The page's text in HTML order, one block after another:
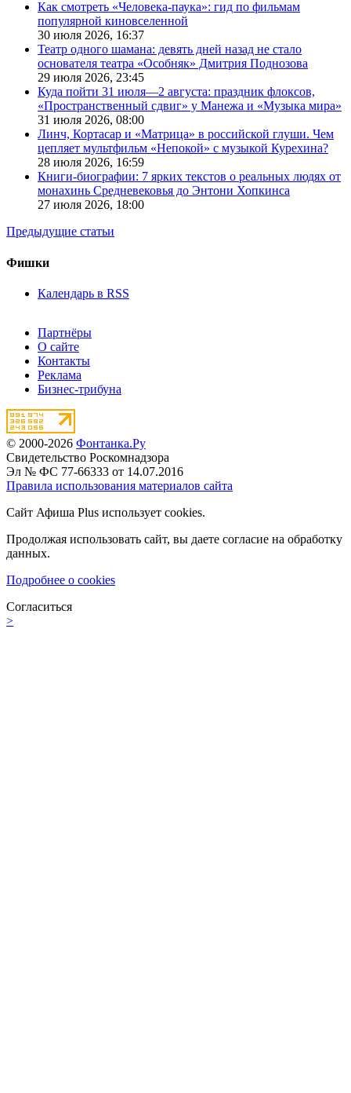
Как смотреть «Человека-паука»: гид по фильмам
популярной киновселенной
30 июля 2026, 16:37
Театр одного шамана: девять дней назад не стало
основателя театра «Особняк» Дмитрия Поднозова
29 июля 2026, 23:45
Куда пойти 31 июля—2 августа: праздник флоксов,
«Пространственный сдвиг» у Манежа и «Музыка мира»
31 июля 2026, 08:00
Линч, Кортасар и «Матрица» в российской глуши. Чем
цепляет мультфильм «Непокой» с музыкой Курехина?
28 июля 2026, 16:59
Книги-биографии: 7 ярких текстов о реальных людях от
монахинь Средневековья до Энтони Хопкинса
27 июля 2026, 18:00
Предыдущие статьи
Фишки
Календарь в RSS
Партнёры
О сайте
Контакты
Реклама
Бизнес-трибуна
© 2000-2026 Фонтанка.Ру
Свидетельство Роскомнадзора
Эл № ФС 77-66333 от 14.07.2016
Правила использования материалов сайта
Сайт Афиша Plus использует cookies.
Продолжая использовать сайт, вы даете согласие на обработку
данных.
Подробнее о cookies
Согласиться
>